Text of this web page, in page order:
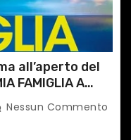
all’aperto del
FAMIGLIA A
Nessun Commento